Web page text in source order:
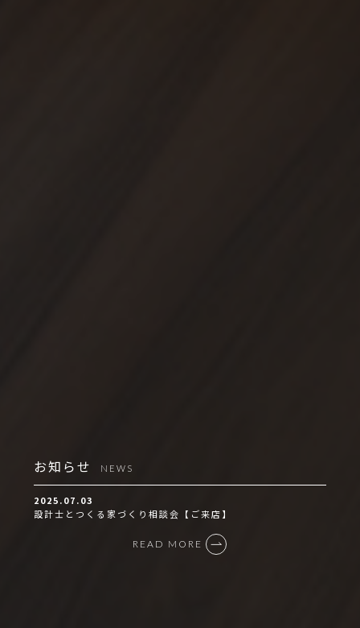
お知らせ NEWS
2025.07.03
設計士とつくる家づくり相談会【ご来店】
READ MORE